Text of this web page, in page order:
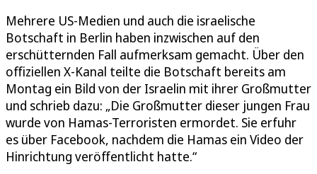
Mehrere US-Medien und auch die israelische
Botschaft in Berlin haben inzwischen auf den
erschütternden Fall aufmerksam gemacht. Über den
offiziellen X-Kanal teilte die Botschaft bereits am
Montag ein Bild von der Israelin mit ihrer Großmutter
und schrieb dazu: „Die Großmutter dieser jungen Frau
wurde von Hamas-Terroristen ermordet. Sie erfuhr
es über Facebook, nachdem die Hamas ein Video der
Hinrichtung veröffentlicht hatte.“